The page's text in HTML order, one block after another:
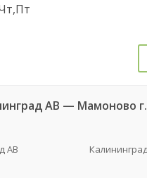
АВ — Мамоново г.
АВ